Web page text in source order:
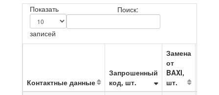
Показать
записей
Поиск:
Контактные данные
Запрошенный
код, шт.
Замена
от
BAXI,
шт.